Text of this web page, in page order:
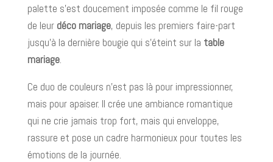
palette s’est doucement imposée comme le fil rouge
de leur déco mariage, depuis les premiers faire-part
jusqu’à la dernière bougie qui s’éteint sur la table
mariage.
Ce duo de couleurs n’est pas là pour impressionner,
mais pour apaiser. Il crée une ambiance romantique
qui ne crie jamais trop fort, mais qui enveloppe,
rassure et pose un cadre harmonieux pour toutes les
émotions de la journée.